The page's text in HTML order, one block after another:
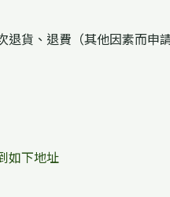
貨、退費（其他因素而申
如下地址